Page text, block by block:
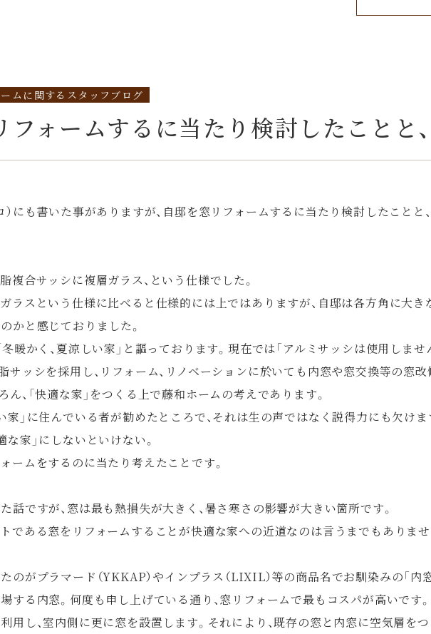
ームに関するスタッフブログ
フォームするに当たり検討したことと
）にも書いた事がありますが、自邸を窓リフォームするに当たり検討したこと
複合サッシに複層ガラス、という仕様でした。
ラスという仕様に比べると仕様的には上ではありますが、自邸は各方角に大き
かと感じておりました。
冬暖かく、夏涼しい家」と謳っております。現在では「アルミサッシは使用しま
サッシを採用し、リフォーム、リノベーションに於いても内窓や窓交換等の窓
ん、「快適な家」をつくる上で藤和ホームの考えであります。
家」に住んでいる者が勧めたところで、それは生の声ではなく説得力にも欠けま
な家」にしないといけない。
ームをするのに当たり考えたことです。
話ですが、窓は最も熱損失が大きく、暑さ寒さの影響が大きい箇所です。
である窓をリフォームすることが快適な家への近道なのは言うまでもありませ
のがプラマード（YKKAP）やインプラス（LIXIL）等の商品名でお馴染みの「内窓
する内窓。何度も申し上げている通り、窓リフォームで最もコスパが高いです。
用し、室内側に更に窓を設置します。それにより、既存の窓と内窓に空気層を